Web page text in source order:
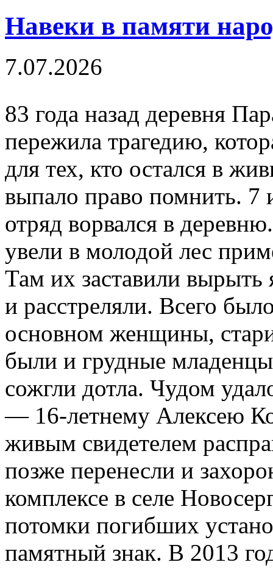
Навеки в памяти
7.07.2026
83 года назад деревня
пережила трагедию,
для тех, кто остался в
выпало право помнить. 7
отряд ворвался в
увели в молодой лес
Там их заставили вырыть
и расстреляли. Всего
основном женщины,
были и грудные
сожгли дотла. Чудом
— 16-летнему Алексею
живым свидетелем
позже перенесли и
комплексе в селе
потомки погибших
памятный знак. В 2013